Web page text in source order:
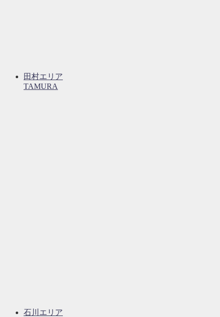
田村エリア
TAMURA
石川エリア